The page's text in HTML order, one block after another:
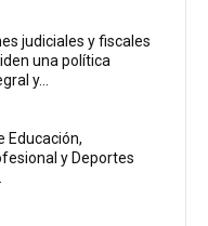
judiciales y fiscales
una política
y...
Educación,
y Deportes